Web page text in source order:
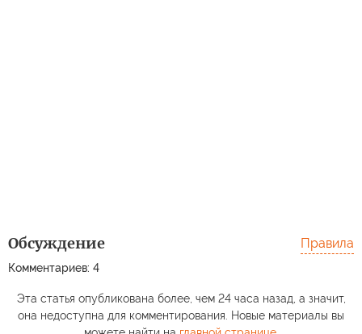
Обсуждение
Комментариев: 4
Правила
Эта статья опубликована более, чем 24 часа назад, а значит,
она недоступна для комментирования. Новые материалы вы